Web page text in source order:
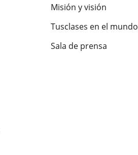
Misión y visión
Tusclases en el mundo
Sala de prensa